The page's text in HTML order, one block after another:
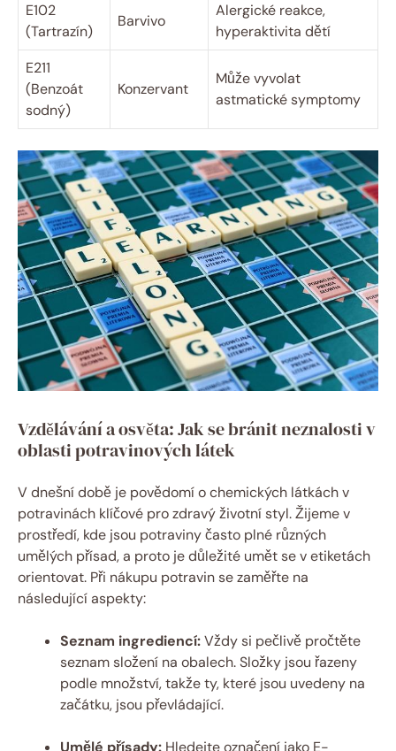
E102
(Tartrazín)
Barvivo
Alergické reakce,
hyperaktivita dětí
E211
(Benzoát
sodný)
Konzervant
Může vyvolat
astmatické symptomy
Vzdělávání a osvěta: Jak se bránit neznalosti v
oblasti potravinových látek
V dnešní době je povědomí o chemických látkách v
potravinách klíčové pro zdravý životní styl. Žijeme v
prostředí, kde jsou potraviny často plné různých
umělých přísad, a proto je důležité umět se v etiketách
orientovat. Při nákupu potravin se zaměřte na
následující aspekty:
Seznam ingrediencí:Vždy si pečlivě pročtěte
seznam složení na obalech. Složky jsou řazeny
podle množství, takže ty, které jsou uvedeny na
začátku, jsou převládající.